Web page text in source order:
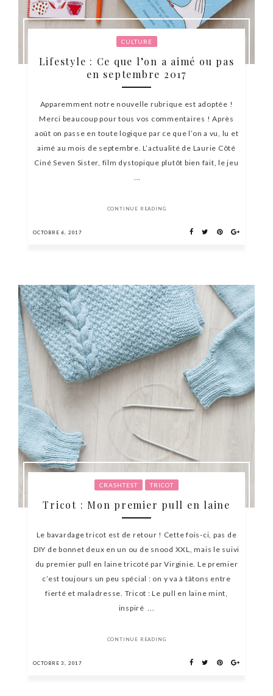
CULTURE
Lifestyle : Ce que l’on a aimé ou pas
en septembre 2017
Apparemment notre nouvelle rubrique est adoptée !
Merci beaucoup pour tous vos commentaires ! Après
août on passe en toute logique par ce que l’on a vu, lu et
aimé au mois de septembre. L’actualité de Laurie Côté
Ciné Seven Sister, film dystopique plutôt bien fait, le jeu
CONTINUE READING
OCTOBRE 6, 2017
CRASHTEST TRICOT
Tricot : Mon premier pull en laine
Le bavardage tricot est de retour ! Cette fois-ci, pas de
DIY de bonnet deux en un ou de snood XXL, mais le suivi
du premier pull en laine tricoté par Virginie. Le premier
c’est toujours un peu spécial : on y va à tâtons entre
fierté et maladresse. Tricot : Le pull en laine mint,
inspiré ...
CONTINUE READING
OCTOBRE 3, 2017